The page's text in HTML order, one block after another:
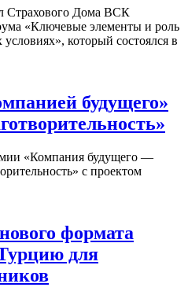
Страхового Дома ВСК
«Ключевые элементы и роль
который состоялся в
будущего»
«Компания будущего —
с проектом
формата
для